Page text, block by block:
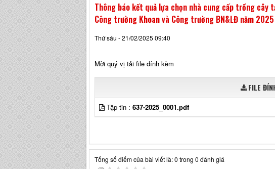
Thông báo kết quả lựa chọn nhà cung cấp trồng cây
Công trường Khoan và Công trường BN&LĐ năm 2025
Thứ sáu - 21/02/2025 09:40
Mời quý vị tải file đính kèm
FILE
Tập tin : 637-2025_0001.pdf
Tổng số điểm của bài viết là: 0 trong 0 đánh giá